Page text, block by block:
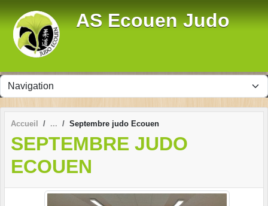
AS Ecouen Judo
Accueil Septembre judo Ecouen
SEPTEMBRE JUDO
ECOUEN